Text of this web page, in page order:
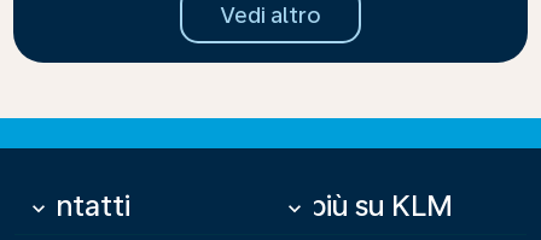
Vedi altro
Contatti
keyboard_arrow_down Di più su KLM
keyboard_arrow_down